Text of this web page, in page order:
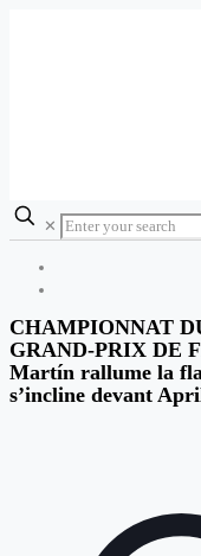
✕
CHAMPIONNAT
GRAND-PRIX DE
Martín rallume la
s’incline devant